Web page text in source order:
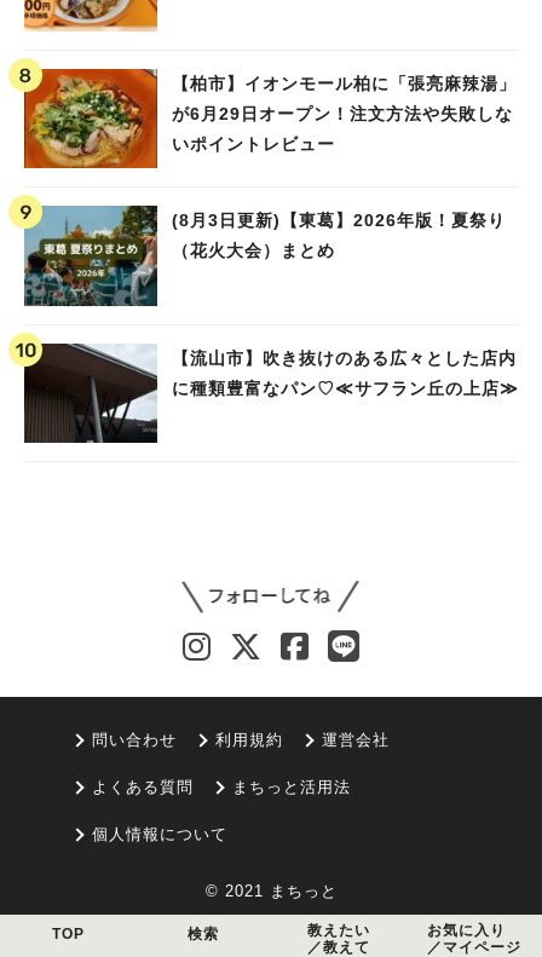
【柏市】イオンモール柏に「張亮麻辣湯」
が6月29日オープン！注文方法や失敗しな
いポイントレビュー
(8月3日更新)【東葛】2026年版！夏祭り
（花火大会）まとめ
【流山市】吹き抜けのある広々とした店内
に種類豊富なパン♡≪サフラン丘の上店≫
問い合わせ 利用規約 運営会社
よくある質問 まちっと活用法
個人情報について
© 2021 まちっと
TOP 検索
教えたい
／教えて
お気に入り
／マイページ